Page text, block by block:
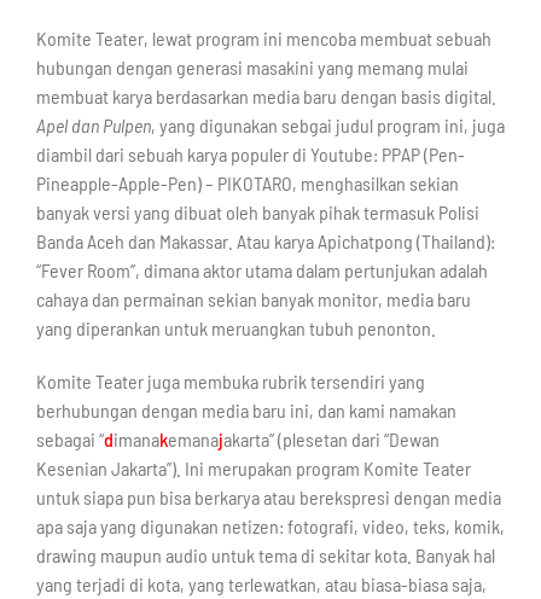
Komite Teater, lewat program ini mencoba membuat sebuah
hubungan dengan generasi masakini yang memang mulai
membuat karya berdasarkan media baru dengan basis digital.
Apel dan Pulpen, yang digunakan sebgai judul program ini, juga
diambil dari sebuah karya populer di Youtube: PPAP (Pen-
Pineapple-Apple-Pen) – PIKOTARO, menghasilkan sekian
banyak versi yang dibuat oleh banyak pihak termasuk Polisi
Banda Aceh dan Makassar. Atau karya Apichatpong (Thailand):
“Fever Room”, dimana aktor utama dalam pertunjukan adalah
cahaya dan permainan sekian banyak monitor, media baru
yang diperankan untuk meruangkan tubuh penonton.
Komite Teater juga membuka rubrik tersendiri yang
berhubungan dengan media baru ini, dan kami namakan
sebagai “dimanakemanajakarta” (plesetan dari “Dewan
Kesenian Jakarta”). Ini merupakan program Komite Teater
untuk siapa pun bisa berkarya atau berekspresi dengan media
apa saja yang digunakan netizen: fotografi, video, teks, komik,
drawing maupun audio untuk tema di sekitar kota. Banyak hal
yang terjadi di kota, yang terlewatkan, atau biasa-biasa saja,